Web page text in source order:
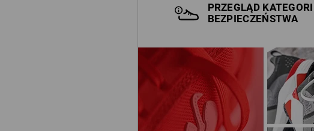
PRZEGLĄD
BEZPIECZEŃSTWA